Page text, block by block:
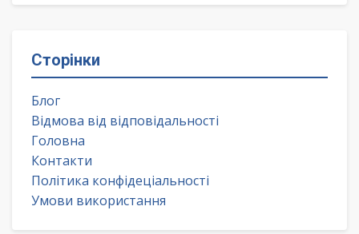
Сторінки
Блог
Відмова від відповідальності
Головна
Контакти
Політика конфідеціальності
Умови використання